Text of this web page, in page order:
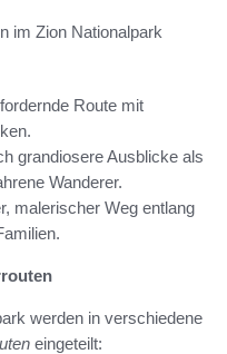
im Zion Nationalpark
Route mit
grandiosere Ausblicke als
Wanderer.
malerischer Weg entlang
werden in verschiedene
eingeteilt: